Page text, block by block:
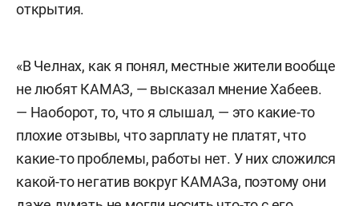
открытия.
«В Челнах, как я понял, местные жители вообще
не любят КАМАЗ, — высказал мнение Хабеев.
— Наоборот, то, что я слышал, — это какие-то
плохие отзывы, что зарплату не платят, что
какие-то проблемы, работы нет. У них сложился
какой-то негатив вокруг КАМАЗа, поэтому они